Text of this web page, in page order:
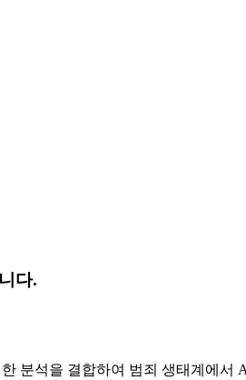
다.
분석을 결합하여 범죄 생태계에서